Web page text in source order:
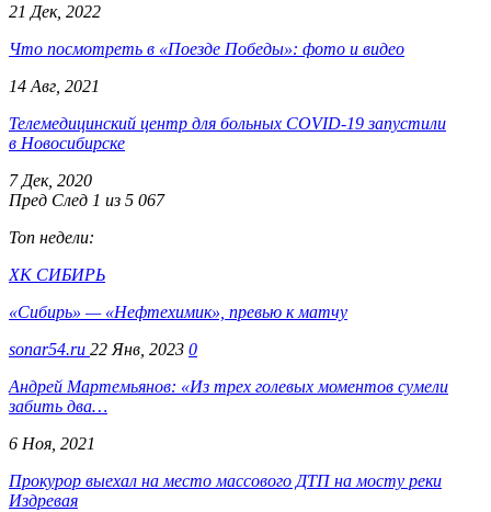
21 Дек, 2022
Что посмотреть в «Поезде Победы»: фото и видео
14 Авг, 2021
Телемедицинский центр для больных COVID-19 запустили
в Новосибирске
7 Дек, 2020
Пред След 1 из 5 067
Топ недели:
ХК СИБИРЬ
«Сибирь» — «Нефтехимик», превью к матчу
sonar54.ru 22 Янв, 2023 0
Андрей Мартемьянов: «Из трех голевых моментов сумели
забить два…
6 Ноя, 2021
Прокурор выехал на место массового ДТП на мосту реки
Издревая